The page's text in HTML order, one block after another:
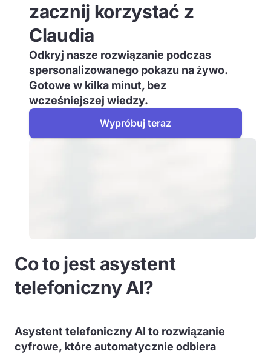
zacznij korzystać z
Claudia
Odkryj nasze rozwiązanie podczas
spersonalizowanego pokazu na żywo.
Gotowe w kilka minut, bez
wcześniejszej wiedzy.
Wypróbuj teraz
Co to jest asystent
telefoniczny AI?
Asystent telefoniczny AI to rozwiązanie
cyfrowe, które automatycznie odbiera